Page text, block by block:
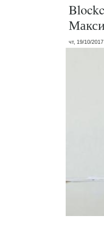
чт, 19/10/